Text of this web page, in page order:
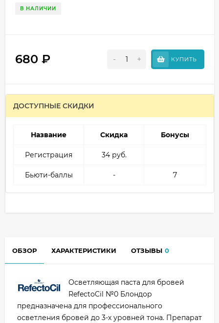
В НАЛИЧИИ
680 ₽ - + КУПИТЬ
ДОСТУПНЫЕ СКИДКИ
Название Скидка Бонусы
Регистрация 34 руб.
Бьюти-баллы - 7
ОБЗОР ХАРАКТЕРИСТИКИ ОТЗЫВЫ 0
Осветляющая паста для бровей
RefectoCil №0 Блондор
предназначена для профессионального
осветления бровей до 3-х уровней тона. Препарат